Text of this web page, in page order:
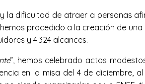
la dificultad de atraer a personas
procedido a la creación de
y 4.324 alcances.
”, hemos celebrado actos
en la misa del 4 de diciembre,